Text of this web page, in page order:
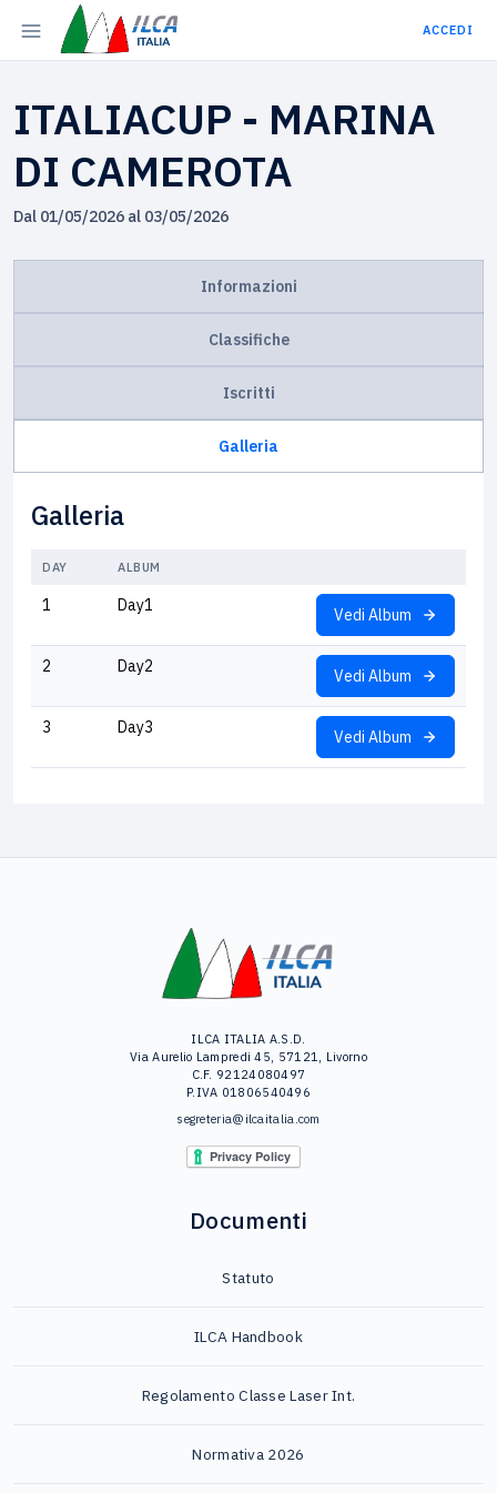
ACCEDI
ITALIACUP - MARINA
DI CAMEROTA
Dal 01/05/2026 al 03/05/2026
Informazioni
Classifiche
Iscritti
Galleria
Galleria
DAY ALBUM
1 Day1 Vedi Album
2 Day2 Vedi Album
3 Day3 Vedi Album
ILCA ITALIA A.S.D.
Via Aurelio Lampredi 45, 57121, Livorno
C.F. 92124080497
P.IVA 01806540496
segreteria@ilcaitalia.com
Documenti
Statuto
ILCA Handbook
Regolamento Classe Laser Int.
Normativa 2026